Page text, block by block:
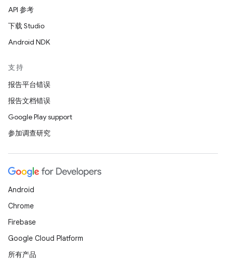
API 参考
下载 Studio
Android NDK
支持
报告平台错误
报告文档错误
Google Play support
参加调查研究
Android
Chrome
Firebase
Google Cloud Platform
所有产品